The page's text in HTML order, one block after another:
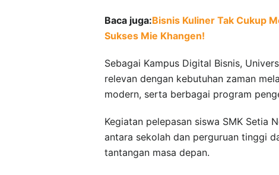
Baca juga:Bisnis Kuliner Tak Cukup
Sukses Mie Khangen!
Sebagai Kampus Digital Bisnis,
relevan dengan kebutuhan zaman
modern, serta berbagai program
Kegiatan pelepasan siswa SMK Setia
antara sekolah dan perguruan tinggi
tantangan masa depan.